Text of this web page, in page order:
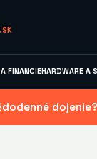
.SK
FINANCIEHARDWARE A